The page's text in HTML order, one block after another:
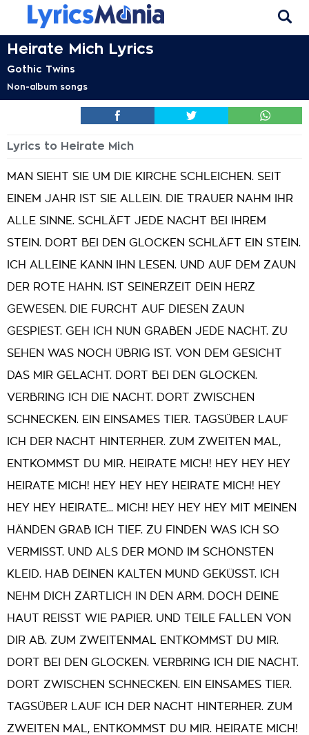
Heirate Mich Lyrics
Gothic Twins
Non-album songs
Lyrics to Heirate Mich
MAN SIEHT SIE UM DIE KIRCHE SCHLEICHEN. SEIT
EINEM JAHR IST SIE ALLEIN. DIE TRAUER NAHM IHR
ALLE SINNE. SCHLÄFT JEDE NACHT BEI IHREM
STEIN. DORT BEI DEN GLOCKEN SCHLÄFT EIN STEIN.
ICH ALLEINE KANN IHN LESEN. UND AUF DEM ZAUN
DER ROTE HAHN. IST SEINERZEIT DEIN HERZ
GEWESEN. DIE FURCHT AUF DIESEN ZAUN
GESPIEST. GEH ICH NUN GRABEN JEDE NACHT. ZU
SEHEN WAS NOCH ÜBRIG IST. VON DEM GESICHT
DAS MIR GELACHT. DORT BEI DEN GLOCKEN.
VERBRING ICH DIE NACHT. DORT ZWISCHEN
SCHNECKEN. EIN EINSAMES TIER. TAGSÜBER LAUF
ICH DER NACHT HINTERHER. ZUM ZWEITEN MAL,
ENTKOMMST DU MIR. HEIRATE MICH! HEY HEY HEY
HEIRATE MICH! HEY HEY HEY HEIRATE MICH! HEY
HEY HEY HEIRATE... MICH! HEY HEY HEY MIT MEINEN
HÄNDEN GRAB ICH TIEF. ZU FINDEN WAS ICH SO
VERMISST. UND ALS DER MOND IM SCHÖNSTEN
KLEID. HAB DEINEN KALTEN MUND GEKÜSST. ICH
NEHM DICH ZÄRTLICH IN DEN ARM. DOCH DEINE
HAUT REISST WIE PAPIER. UND TEILE FALLEN VON
DIR AB. ZUM ZWEITENMAL ENTKOMMST DU MIR.
DORT BEI DEN GLOCKEN. VERBRING ICH DIE NACHT.
DORT ZWISCHEN SCHNECKEN. EIN EINSAMES TIER.
TAGSÜBER LAUF ICH DER NACHT HINTERHER. ZUM
ZWEITEN MAL, ENTKOMMST DU MIR. HEIRATE MICH!